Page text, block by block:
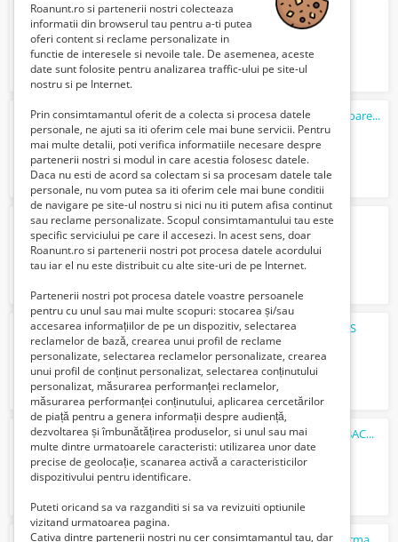
Lampi Tuburi Electronice 17 buc
4985 Lei
Cheite de doze si conserve pentru martisoare cercei inele bratari
38 Lei
Modul Electronic Vintage & Rar
442 Lei
Descarcator date DLK Pro Download Key S
1650 Lei
Ochelari de vedere pentru copii ESCHENBACH Titanflex 371
497 Lei
Roanunt.ro si partenerii nostri colecteaza
informatii din browserul tau pentru a-ti putea
oferi content si reclame personalizate in
functie de interesele si nevoile tale. De asemenea, aceste
date sunt folosite pentru analizarea traffic-ului pe site-ul
nostru si pe Internet.
Prin consimtamantul oferit de a colecta si procesa datele
personale, ne ajuti sa iti oferim cele mai bune servicii. Pentru
mai multe detalii, poti verifica informatiile necesare despre
partenerii nostri si modul in care acestia folosesc datele.
Daca nu esti de acord sa colectam si sa procesam datele tale
personale, nu vom putea sa iti oferim cele mai bune conditii
de navigare pe site-ul nostru si nici nu iti putem afisa continut
sau reclame personalizate. Scopul consimtamantului tau este
specific serviciului pe care il accesezi. In acest sens, doar
Roanunt.ro si partenerii nostri pot procesa datele acordului
tau iar el nu este distribuit cu alte site-uri de pe Internet.
Partenerii nostri pot procesa datele voastre persoanele
pentru cu unul sau mai multe scopuri: stocarea și/sau
accesarea informațiilor de pe un dispozitiv, selectarea
reclamelor de bază, crearea unui profil de reclame
personalizate, selectarea reclamelor personalizate, crearea
unui profil de conținut personalizat, selectarea conținutului
personalizat, măsurarea performanței reclamelor,
măsurarea performanței conținutului, aplicarea cercetărilor
de piață pentru a genera informații despre audiență,
dezvoltarea și îmbunătățirea produselor, si unul sau mai
multe dintre urmatoarele caracteristi: utilizarea unor date
precise de geolocație, scanarea activă a caracteristicilor
dispozitivului pentru identificare.
Puteti oricand sa va razganditi si sa va revizuiti optiunile
vizitand urmatoarea pagina.
Cativa dintre partenerii nostri nu cer consimtamantul tau, dar